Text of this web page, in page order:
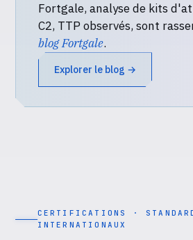
Fortgale, analyse de kits
C2, TTP observés, sont
blog Fortgale.
Explorer le blog →
CERTIFICATIONS ·
INTERNATIONAUX